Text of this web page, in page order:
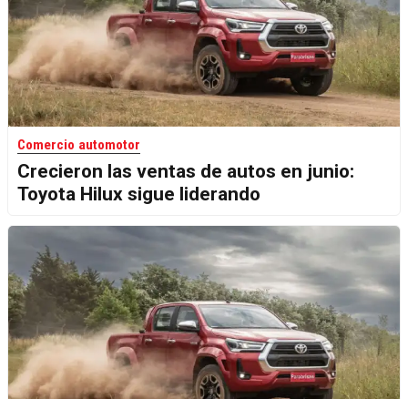
Comercio automotor
Crecieron las ventas de autos en junio:
Toyota Hilux sigue liderando